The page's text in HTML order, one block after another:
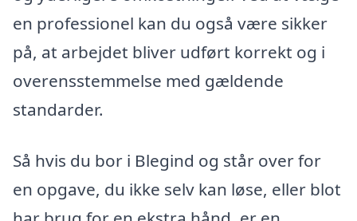
en professionel kan du også være sikker
på, at arbejdet bliver udført korrekt og i
overensstemmelse med gældende
standarder.
Så hvis du bor i Blegind og står over for
en opgave, du ikke selv kan løse, eller blot